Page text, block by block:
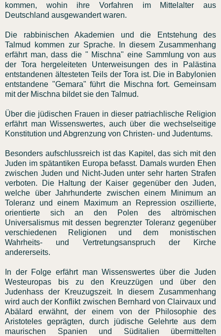
kommen, wohin ihre Vorfahren im Mittelalter aus
Deutschland ausgewandert waren.
Die rabbinischen Akademien und die Entstehung des
Talmud kommen zur Sprache. In diesem Zusammenhang
erfährt man, dass die " Mischna" eine Sammlung von aus
der Tora hergeleiteten Unterweisungen des in Palästina
entstandenen ältesteten Teils der Tora ist. Die in Babylonien
entstandene "Gemara" führt die Mischna fort. Gemeinsam
mit der Mischna bildet sie den Talmud.
Über die jüdischen Frauen in dieser patriachlische Religion
erfährt man Wissenswertes, auch über die wechselseitige
Konstitution und Abgrenzung von Christen- und Judentums.
Besonders aufschlussreich ist das Kapitel, das sich mit den
Juden im spätantiken Europa befasst. Damals wurden Ehen
zwischen Juden und Nicht-Juden unter sehr harten Strafen
verboten. Die Haltung der Kaiser gegenüber den Juden,
welche über Jahrhunderte zwischen einem Minimum an
Toleranz und einem Maximum an Repression oszillierte,
orientierte sich an den Polen des altrömischen
Universalismus mit dessen begrenzter Toleranz gegenüber
verschiedenen Religionen und dem monistischen
Wahrheits- und Vertretungsanspruch der Kirche
andererseits.
In der Folge erfährt man Wissenswertes über die Juden
Westeuropas bis zu den Kreuzzügen und über den
Judenhass der Kreuzugszeit. In diesem Zusammenhang
wird auch der Konflikt zwischen Bernhard von Clairvaux und
Abälard erwähnt, der einem von der Philosophie des
Aristoteles geprägten, durch jüdische Gelehrte aus dem
maurischen Spanien und Süditalien übermittelten